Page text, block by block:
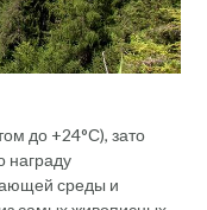
до +24°С), зато
награду
среды и